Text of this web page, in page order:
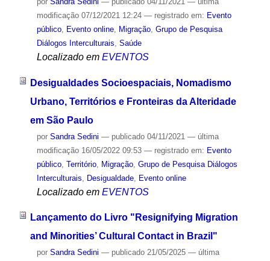
modificação07/12/2021 12:24 — registrado em: Evento
público, Evento online, Migração, Grupo de Pesquisa
Diálogos Interculturais Saúde
Localizado em EVENTOS
Desigualdades Socioespaciais, Nomadismo
Urbano, Territórios e Fronteiras da Alteridade
em São Paulo
por Sandra Sedini — publicado04/11/2021 — última
modificação16/05/2022 09:53 — registrado em: Evento
público, Território, Migração, Grupo de Pesquisa Diálogos
Interculturais
Desigualdade, Evento online
Localizado em EVENTOS
Lançamento do Livro "Resignifying Migration
and Minorities’ Cultural Contact in Brazil"
por Sandra Sedini — publicado21/05/2025 — última